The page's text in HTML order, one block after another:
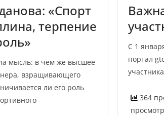
«Спорт
терпение
мысль: в чем же высшее
взращивающего
ли его роль
С 1
портал
364